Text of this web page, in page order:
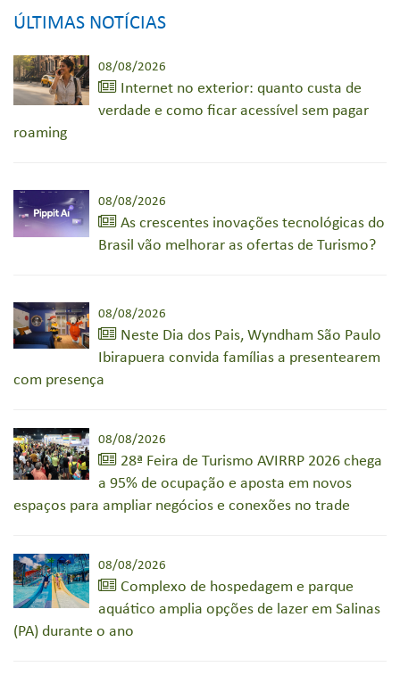
ÚLTIMAS NOTÍCIAS
08/08/2026
Internet no exterior: quanto custa de
verdade e como ficar acessível sem pagar
roaming
08/08/2026
As crescentes inovações tecnológicas do
Brasil vão melhorar as ofertas de Turismo?
08/08/2026
Neste Dia dos Pais, Wyndham São Paulo
Ibirapuera convida famílias a presentearem
com presença
08/08/2026
28ª Feira de Turismo AVIRRP 2026 chega
a 95% de ocupação e aposta em novos
espaços para ampliar negócios e conexões no trade
08/08/2026
Complexo de hospedagem e parque
aquático amplia opções de lazer em Salinas
(PA) durante o ano